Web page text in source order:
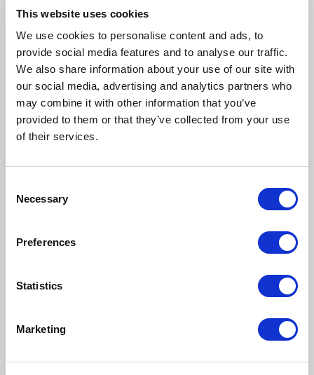
This website uses cookies
We use cookies to personalise content and ads, to
provide social media features and to analyse our traffic.
We also share information about your use of our site with
our social media, advertising and analytics partners who
may combine it with other information that you’ve
provided to them or that they’ve collected from your use
of their services.
Selection
Necessary
Preferences
Statistics
Marketing
usprawnić wiele aspektów funkcjonowania firmy.
pracowników i pozwala im skupić się na
najważniejszych kwestiach. Integracja wszystkich
procesów w jednym systemie zwiększa efektywność
i minimalizuje potrzebę wymiany informacji -
wszystko, co potrzebne, można bowiem znaleźć w
jednym miejscu.
Usprawnienia dotyczą m.in. księgowości, sprzedaży
czy obsługi klienta. Zaawansowana optymalizacja
konkurencyjna, także w zestawieniu z większymi
System ERP w
małej firmie –
inwestycja w
ERP może otworzyć Twojej firmie drogę do kolejnego
komunikację, zoptymalizuj procesy, oszczędzaj czas